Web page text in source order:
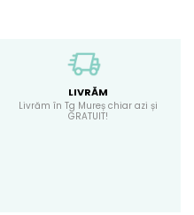
LIVRĂM
Livrăm în Tg Mureș chiar azi și
GRATUIT!